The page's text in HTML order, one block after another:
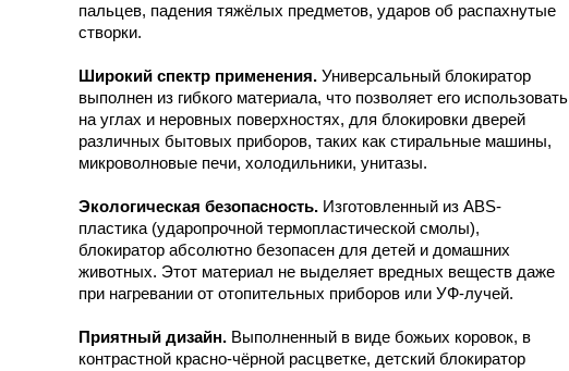
пальцев, падения тяжёлых предметов, ударов об распахнутые
створки.
Широкий спектр применения. Универсальный блокиратор
выполнен из гибкого материала, что позволяет его использовать
на углах и неровных поверхностях, для блокировки дверей
различных бытовых приборов, таких как стиральные машины,
микроволновые печи, холодильники, унитазы.
Экологическая безопасность. Изготовленный из ABS-
пластика (ударопрочной термопластической смолы),
блокиратор абсолютно безопасен для детей и домашних
животных. Этот материал не выделяет вредных веществ даже
при нагревании от отопительных приборов или УФ-лучей.
Приятный дизайн. Выполненный в виде божьих коровок, в
контрастной красно-чёрной расцветке, детский блокиратор